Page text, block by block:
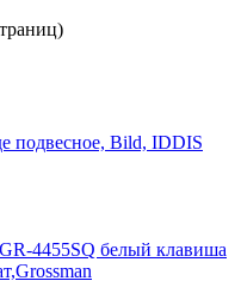
подвесное, Bild, IDDIS